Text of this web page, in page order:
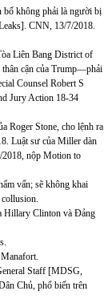
bố không phải là người bị
CNN, 13/7/2018.
Liên Bang District of
cận của Trump—phải
Counsel Robert S
Jury Action 18-34
Roger Stone, cho lệnh ra
Luật sư của Miller dàn
2018, nộp Motion to
vấn; sẽ không khai
Hillary Clinton và Đảng
Staff [MDSG,
Chủ, phổ biến trên